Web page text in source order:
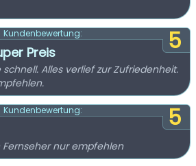
5
Kundenbewertung:
Preis
Alles verlief zur Zufriedenheit.
5
Kundenbewertung:
nur empfehlen